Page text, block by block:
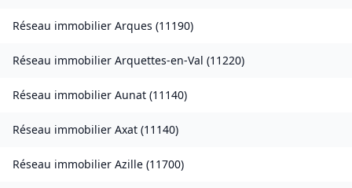
Réseau immobilier Arques (11190)
Réseau immobilier Arquettes-en-Val (11220)
Réseau immobilier Aunat (11140)
Réseau immobilier Axat (11140)
Réseau immobilier Azille (11700)